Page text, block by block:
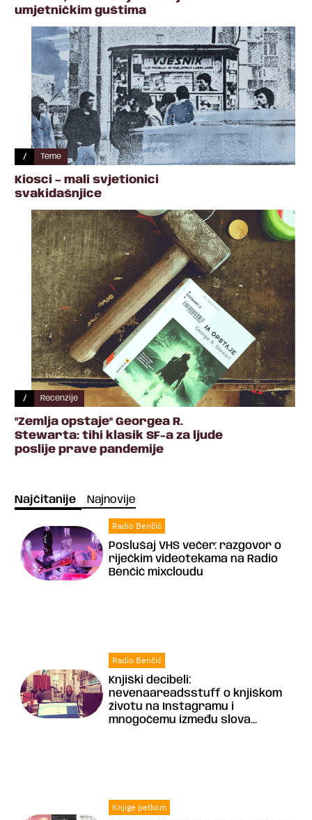
umjetničkim guštima
/ Teme
Kiosci – mali svjetionici
svakidašnjice
/ Recenzije
"Zemlja opstaje" Georgea R.
Stewarta: tihi klasik SF-a za ljude
poslije prave pandemije
Najčitanije Najnovije
Radio Benčić
Poslušaj VHS večer: razgovor o
riječkim videotekama na Radio
Benčić mixcloudu
Radio Benčić
Knjiški decibeli:
nevenaareadsstuff o knjiškom
životu na Instagramu i
mnogočemu između slova...
Knjige petkom